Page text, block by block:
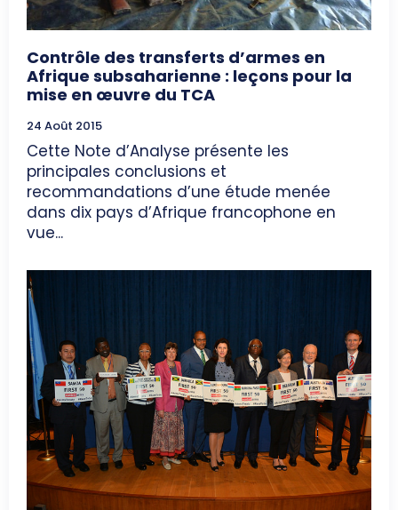
Contrôle des transferts d’armes en
Afrique subsaharienne : leçons pour la
mise en œuvre du TCA
24 Août 2015
Cette Note d’Analyse présente les
principales conclusions et
recommandations d’une étude menée
dans dix pays d’Afrique francophone en
vue...